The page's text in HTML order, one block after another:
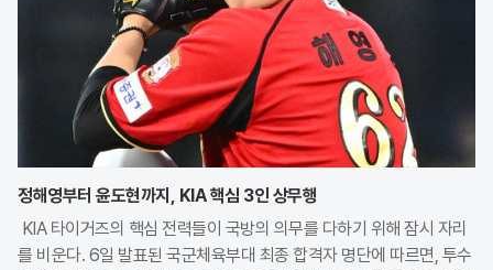
정해영부터 윤도현까지, KIA 핵심 3인 상무행
KIA 타이거즈의 핵심 전력들이 국방의 의무를 다하기 위해 잠시 자리
를 비운다. 6일 발표된 국군체육부대 최종 합격자 명단에 따르면, 투수